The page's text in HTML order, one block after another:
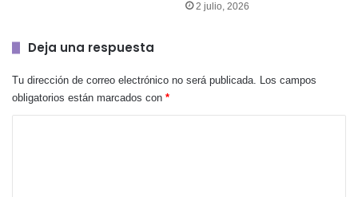
2 julio, 2026
Deja una respuesta
Tu dirección de correo electrónico no será publicada. Los campos
obligatorios están marcados con *